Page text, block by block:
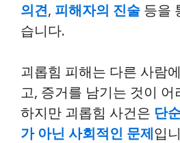
의견, 피해자의 진술 등을
습니다.
괴롭힘 피해는 다른 사람
고, 증거를 남기는 것이
하지만 괴롭힘 사건은 단
가 아닌 사회적인 문제입